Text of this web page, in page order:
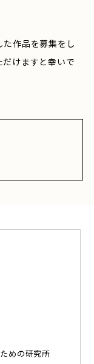
作品を募集をし
けますと幸いで
めの研究所